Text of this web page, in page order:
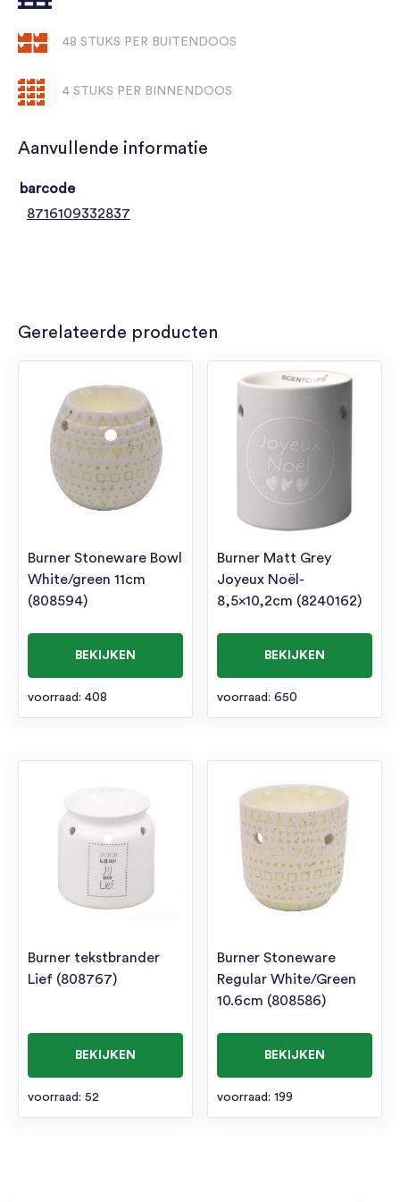
48 STUKS PER BUITENDOOS
4 STUKS PER BINNENDOOS
Aanvullende informatie
barcode
8716109332837
Gerelateerde producten
Burner Stoneware Bowl
White/green 11cm
(808594)
BEKIJKEN
voorraad: 408
Burner Matt Grey
Joyeux Noël-
8,5×10,2cm (8240162)
BEKIJKEN
voorraad: 650
Burner tekstbrander
Lief (808767)
BEKIJKEN
voorraad: 52
Burner Stoneware
Regular White/Green
10.6cm (808586)
BEKIJKEN
voorraad: 199